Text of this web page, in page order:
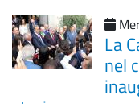
La
nel